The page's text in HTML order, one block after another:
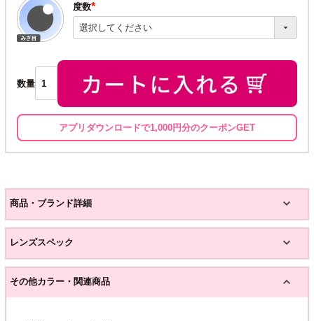
度数
(必
須)
数量
アプリダウンロードで1,000円分のクーポンGET
商品・ブランド詳細
レンズスペック
その他カラー・関連商品